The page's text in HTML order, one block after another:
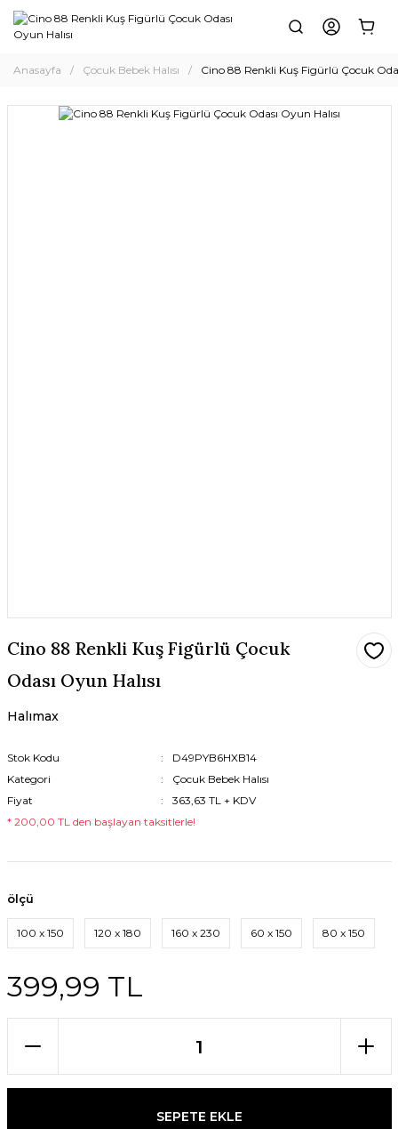
Anasayfa Çocuk Bebek Halısı Cino 88 Renkli Kuş Figürlü Çocuk
Cino 88 Renkli Kuş Figürlü Çocuk
Odası Oyun Halısı
Halımax
Stok Kodu
D49PYB6HXB14
Kategori
Çocuk Bebek Halısı
Fiyat
363,63 TL + KDV
* 200,00 TL den başlayan taksitlerle!
ölçü
100 x 150 120 x 180 160 x 230 60 x 150 80 x 150
399,99 TL
SEPETE EKLE